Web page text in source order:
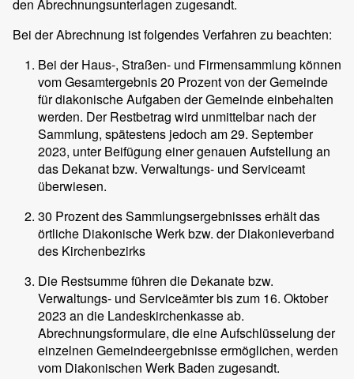
den Abrechnungsunterlagen zugesandt.
Bei der Abrechnung ist folgendes Verfahren zu beachten:
Bei der Haus-, Straßen- und Firmensammlung können
vom Gesamtergebnis 20 Prozent von der Gemeinde
für diakonische Aufgaben der Gemeinde einbehalten
werden. Der Restbetrag wird unmittelbar nach der
Sammlung, spätestens jedoch am 29. September
2023, unter Beifügung einer genauen Aufstellung an
das Dekanat bzw. Verwaltungs- und Serviceamt
überwiesen.
30 Prozent des Sammlungsergebnisses erhält das
örtliche Diakonische Werk bzw. der Diakonieverband
des Kirchenbezirks
Die Restsumme führen die Dekanate bzw.
Verwaltungs- und Serviceämter bis zum 16. Oktober
2023 an die Landeskirchenkasse ab.
Abrechnungsformulare, die eine Aufschlüsselung der
einzelnen Gemeindeergebnisse ermöglichen, werden
vom Diakonischen Werk Baden zugesandt.